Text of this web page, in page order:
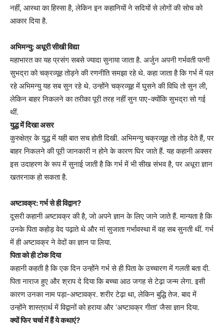
नहीं, आस्था का हिस्सा है, लेकिन इन कहानियों ने सदियों से लोगों की सोच को
आकार दिया है.
अभिमन्यु: अधूरी सीखी विद्या
महाभारत का यह प्रसंग सबसे ज्यादा सुनाया जाता है. अर्जुन अपनी गर्भवती पत्नी
सुभद्रा को चक्रव्यूह तोड़ने की रणनीति समझा रहे थे. कहा जाता है कि गर्भ में पल
रहे अभिमन्यु यह सब सुन रहे थे. उन्होंने चक्रव्यूह में घुसने की विधि तो सुन ली,
लेकिन बाहर निकलने का तरीका पूरी तरह नहीं सुन पाए-क्योंकि सुभद्रा सो गई
थीं.
युद्ध में दिखा असर
कुरुक्षेत्र के युद्ध में यही बात सच होती दिखी. अभिमन्यु चक्रव्यूह तो तोड़ देते हैं, पर
बाहर निकलने की पूरी जानकारी न होने के कारण घिर जाते हैं. यह कहानी अक्सर
इस उदाहरण के रूप में सुनाई जाती है कि गर्भ में भी सीख संभव है, पर अधूरा ज्ञान
खतरनाक हो सकता है.
अष्टावक्र: गर्भ से ही विद्वान?
दूसरी कहानी अष्टावक्र की है, जो अपने ज्ञान के लिए जाने जाते हैं. मान्यता है कि
उनके पिता कहोड़ वेद पढ़ाते थे और मां सुजाता गर्भावस्था में वह सब सुनती थीं. गर्भ
में ही अष्टावक्र ने वेदों का ज्ञान पा लिया.
पिता को ही टोक दिया
कहानी कहती है कि एक दिन उन्होंने गर्भ से ही पिता के उच्चारण में गलती बता दी.
पिता नाराज हुए और श्राप दे दिया कि बच्चा आठ जगह से टेढ़ा जन्म लेगा. इसी
कारण उनका नाम पड़ा-अष्टावक्र. शरीर टेढ़ा था, लेकिन बुद्धि तेज. बाद में
उन्होंने शास्त्रार्थ में विद्वानों को हराया और ‘अष्टावक्र गीता’ जैसा ज्ञान दिया.
क्यों फिर चर्चा में हैं ये कथाएं?